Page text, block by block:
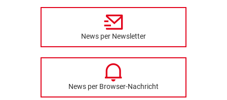
News per Newsletter
News per Browser-Nachricht